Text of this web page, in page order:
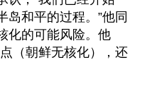
岛和平的过程。”他同
化的可能风险。他
（朝鲜无核化），还